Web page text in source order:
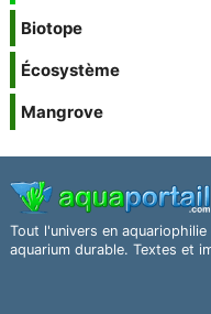
Biotope
Écosystème
Mangrove
Tout l'univers en
aquarium durable. Textes et